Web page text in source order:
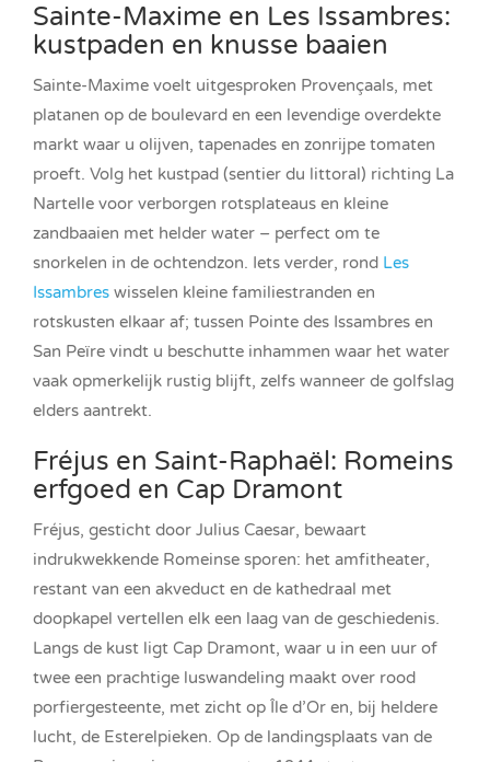
Sainte-Maxime en Les Issambres:
kustpaden en knusse baaien
Sainte-Maxime voelt uitgesproken Provençaals, met
platanen op de boulevard en een levendige overdekte
markt waar u olijven, tapenades en zonrijpe tomaten
proeft. Volg het kustpad (sentier du littoral) richting La
Nartelle voor verborgen rotsplateaus en kleine
zandbaaien met helder water – perfect om te
snorkelen in de ochtendzon. Iets verder, rond Les
Issambres wisselen kleine familiestranden en
rotskusten elkaar af; tussen Pointe des Issambres en
San Peïre vindt u beschutte inhammen waar het water
vaak opmerkelijk rustig blijft, zelfs wanneer de golfslag
elders aantrekt.
Fréjus en Saint-Raphaël: Romeins
erfgoed en Cap Dramont
Fréjus, gesticht door Julius Caesar, bewaart
indrukwekkende Romeinse sporen: het amfitheater,
restant van een akveduct en de kathedraal met
doopkapel vertellen elk een laag van de geschiedenis.
Langs de kust ligt Cap Dramont, waar u in een uur of
twee een prachtige luswandeling maakt over rood
porfiergesteente, met zicht op Île d’Or en, bij heldere
lucht, de Esterelpieken. Op de landingsplaats van de